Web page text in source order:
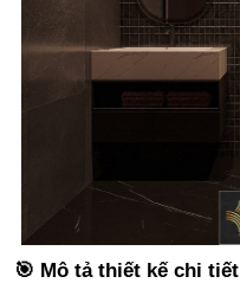
🎯 Mô tả thiết kế chi tiết